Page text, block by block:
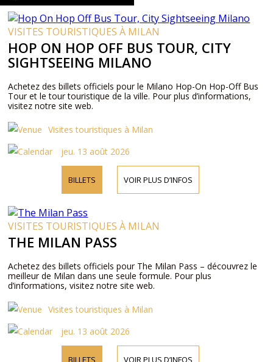
VISITES TOURISTIQUES À MILAN
HOP ON HOP OFF BUS TOUR, CITY
SIGHTSEEING MILANO
Achetez des billets officiels pour le Milano Hop-On Hop-Off Bus
Tour et le tour touristique de la ville. Pour plus d’informations,
visitez notre site web.
Visites touristiques à Milan
jeu. 13 août 2026
BILLETS VOIR PLUS D’INFOS
VISITES TOURISTIQUES À MILAN
THE MILAN PASS
Achetez des billets officiels pour The Milan Pass – découvrez le
meilleur de Milan dans une seule formule. Pour plus
d’informations, visitez notre site web.
Visites touristiques à Milan
jeu. 13 août 2026
BILLETS VOIR PLUS D’INFOS